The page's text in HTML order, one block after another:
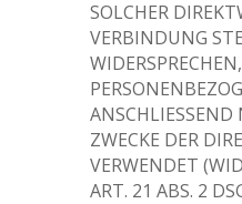
SOLCHER
VERBINDUNG
ZWECKE DER
VERWENDET
ART. 21 ABS. 2